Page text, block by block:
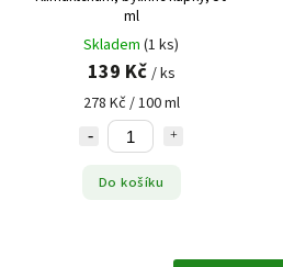
ml
Skladem (1 ks)
139 Kč / ks
278 Kč / 100 ml
Do košíku